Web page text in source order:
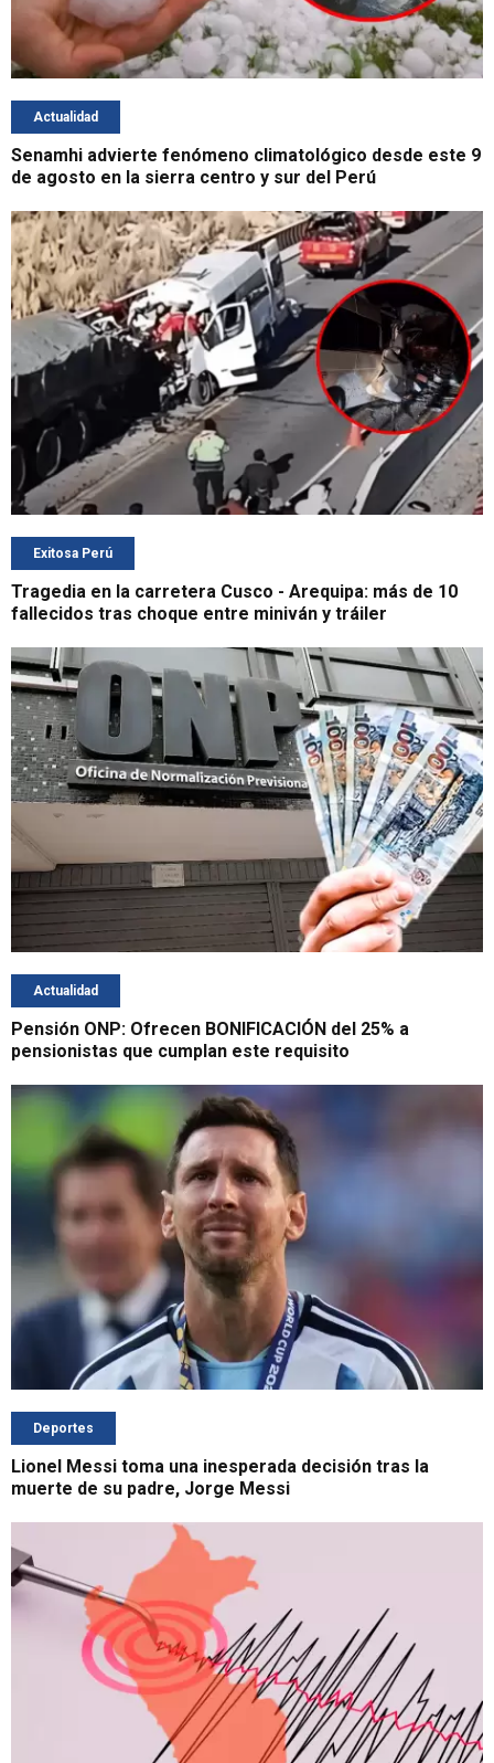
Actualidad
Senamhi advierte fenómeno climatológico desde este 9
de agosto en la sierra centro y sur del Perú
Exitosa Perú
Tragedia en la carretera Cusco - Arequipa: más de 10
fallecidos tras choque entre miniván y tráiler
Actualidad
Pensión ONP: Ofrecen BONIFICACIÓN del 25% a
pensionistas que cumplan este requisito
Deportes
Lionel Messi toma una inesperada decisión tras la
muerte de su padre, Jorge Messi